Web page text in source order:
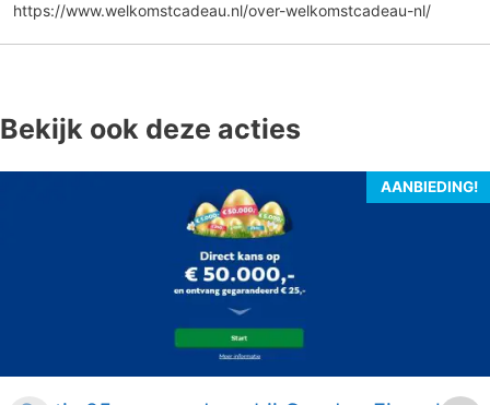
https://www.welkomstcadeau.nl/over-welkomstcadeau-nl/
Bekijk ook deze acties
AANBIEDING!